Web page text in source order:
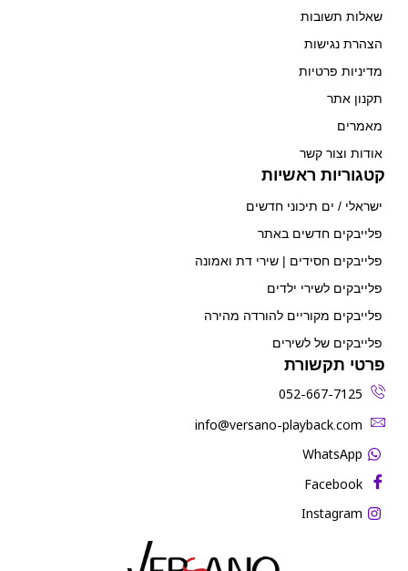
שאלות תשובות
הצהרת נגישות
מדיניות פרטיות
תקנון אתר
מאמרים
אודות וצור קשר
קטגוריות ראשיות
ישראלי / ים תיכוני חדשים
פלייבקים חדשים באתר
פלייבקים חסידים | שירי דת ואמונה
פלייבקים לשירי ילדים
פלייבקים מקוריים להורדה מהירה
פלייבקים של לשירים
פרטי תקשורת
052-667-7125
‫info@versano-playback.com‬
WhatsApp
Facebook
Instagram